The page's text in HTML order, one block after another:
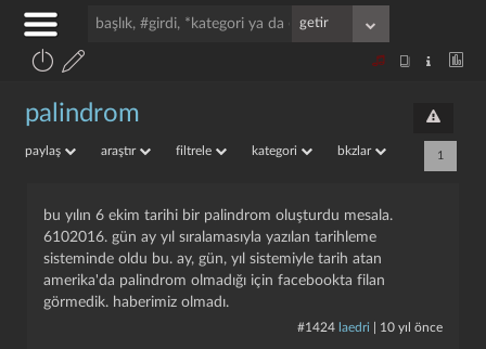
palindrom
paylaş araştır filtrele kategori bkzlar 1
bu yılın 6 ekim tarihi bir palindrom oluşturdu mesala.
6102016. gün ay yıl sıralamasıyla yazılan tarihleme
sisteminde oldu bu. ay, gün, yıl sistemiyle tarih atan
amerika'da palindrom olmadığı için facebookta filan
görmedik. haberimiz olmadı.
#1424 laedri 10 yıl önce